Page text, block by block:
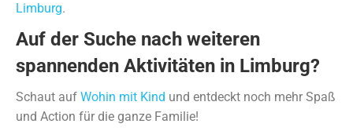
Limburg.
Auf der Suche nach weiteren
spannenden Aktivitäten in Limburg?
Schaut auf Wohin mit Kind und entdeckt noch mehr Spaß
und Action für die ganze Familie!